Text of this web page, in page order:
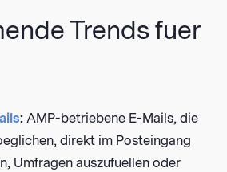
Trends fuer
: AMP-betriebene E-Mails, die
direkt im Posteingang
Umfragen auszufuellen oder